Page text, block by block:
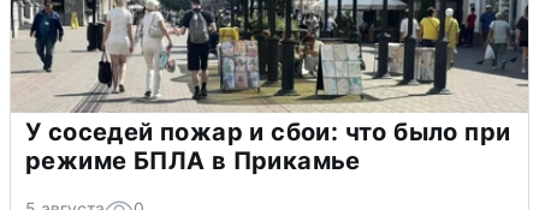
У соседей пожар и сбои: что было при
режиме БПЛА в Прикамье